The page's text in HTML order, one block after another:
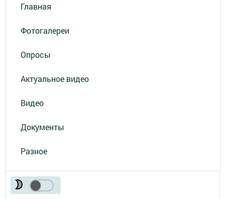
Главная
Фотогалереи
Опросы
Актуальное видео
Видео
Документы
Разное